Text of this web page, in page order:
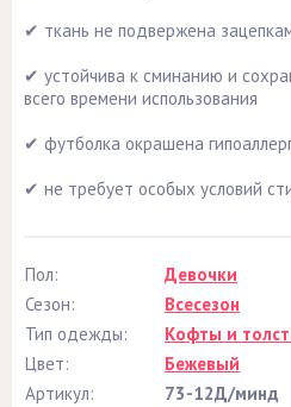
✔ ткань не подвержена
✔ устойчива к сминанию и
всего времени использования
✔ футболка окрашена
✔ не требует особых условий
Пол:
Девочки
Сезон:
Всесезон
Тип одежды:
Кофты и
Цвет:
Бежевый
Артикул:
73-12Д/минд